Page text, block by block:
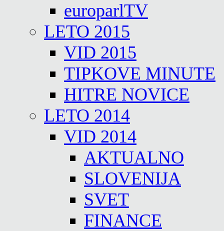
europarlTV
LETO 2015
VID 2015
TIPKOVE MINUTE
HITRE NOVICE
LETO 2014
VID 2014
AKTUALNO
SLOVENIJA
SVET
FINANCE